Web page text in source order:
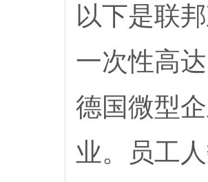
以下是联
一次性高
德国微型
业。员工